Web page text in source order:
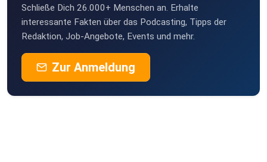
Schließe Dich 26.000+ Menschen an. Erhalte
interessante Fakten über das Podcasting, Tipps der
Redaktion, Job-Angebote, Events und mehr.
Zur Anmeldung